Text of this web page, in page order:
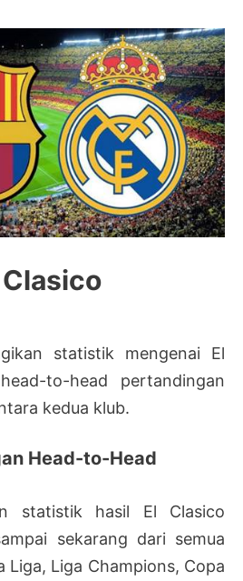
statistik mengenai El
to-head pertandingan
kedua klub.
Head-to-Head
statistik hasil El Clasico
sekarang dari semua
Liga, Liga Champions, Copa